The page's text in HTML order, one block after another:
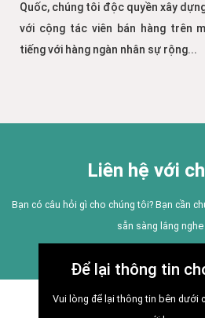
Quốc, chúng tôi độc quyền xây
với cộng tác viên bán hàng trên
tiếng với hàng ngàn nhân sự rộng...
Liên hệ với
Bạn có câu hỏi gì cho chúng tôi? Bạn cần
sẵn sàng lắng
Để lại thông tin
Vui lòng để lại thông tin bên dưới